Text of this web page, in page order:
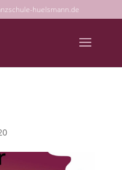
huelsmann.de